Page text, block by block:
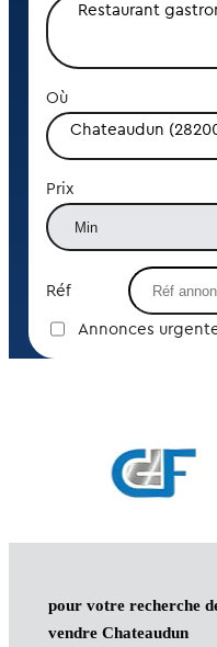
Restaurant
Où
Chateaudun
Prix
Réf
Annonces
pour votre recherche
vendre Chateaudun